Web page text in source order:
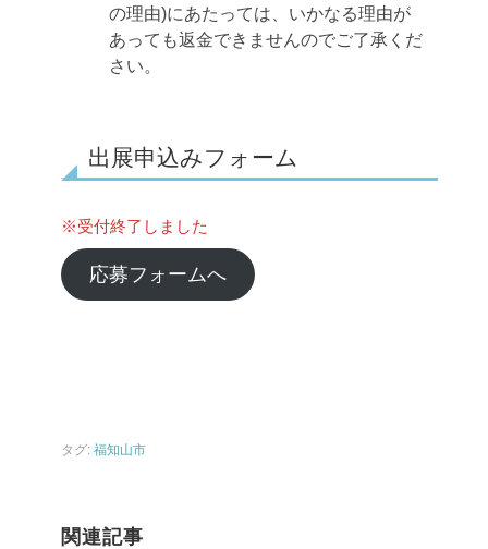
の理由)にあたっては、いかなる理由が
あっても返金できませんのでご了承くだ
さい。
出展申込みフォーム
※受付終了しました
応募フォームへ
タグ: 福知山市
関連記事